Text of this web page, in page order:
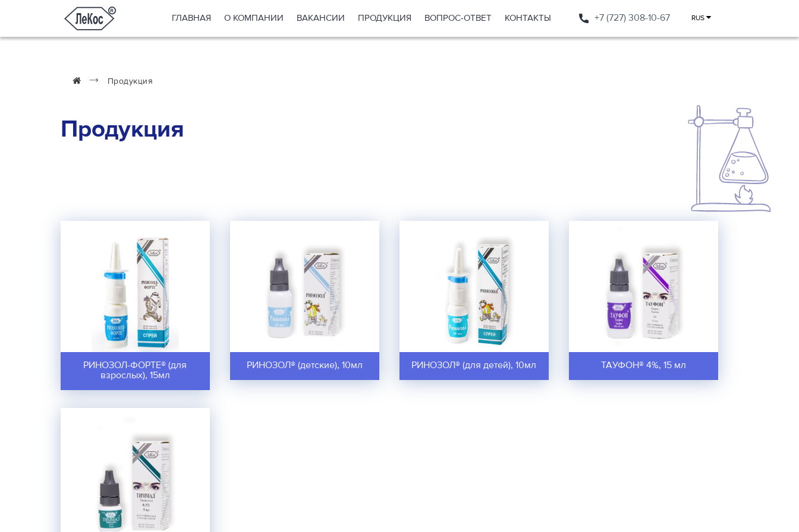
ГЛАВНАЯ О КОМПАНИИ ВАКАНСИИ ПРОДУКЦИЯ ВОПРОС-ОТВЕТ КОНТАКТЫ +7 (727) 308-10-67 RUS
Продукция
Продукция
РИНОЗОЛ-ФОРТЕ® (для
взрослых), 15мл
РИНОЗОЛ® (детские), 10мл РИНОЗОЛ® (для детей), 10мл ТАУФОН® 4%, 15 мл